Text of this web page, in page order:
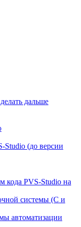
дальше
Studio (до версии
кода PVS-Studio на
системы (C и
автоматизации